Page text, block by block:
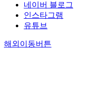
네이버 블로그
인스타그램
유튜브
해외이동버튼